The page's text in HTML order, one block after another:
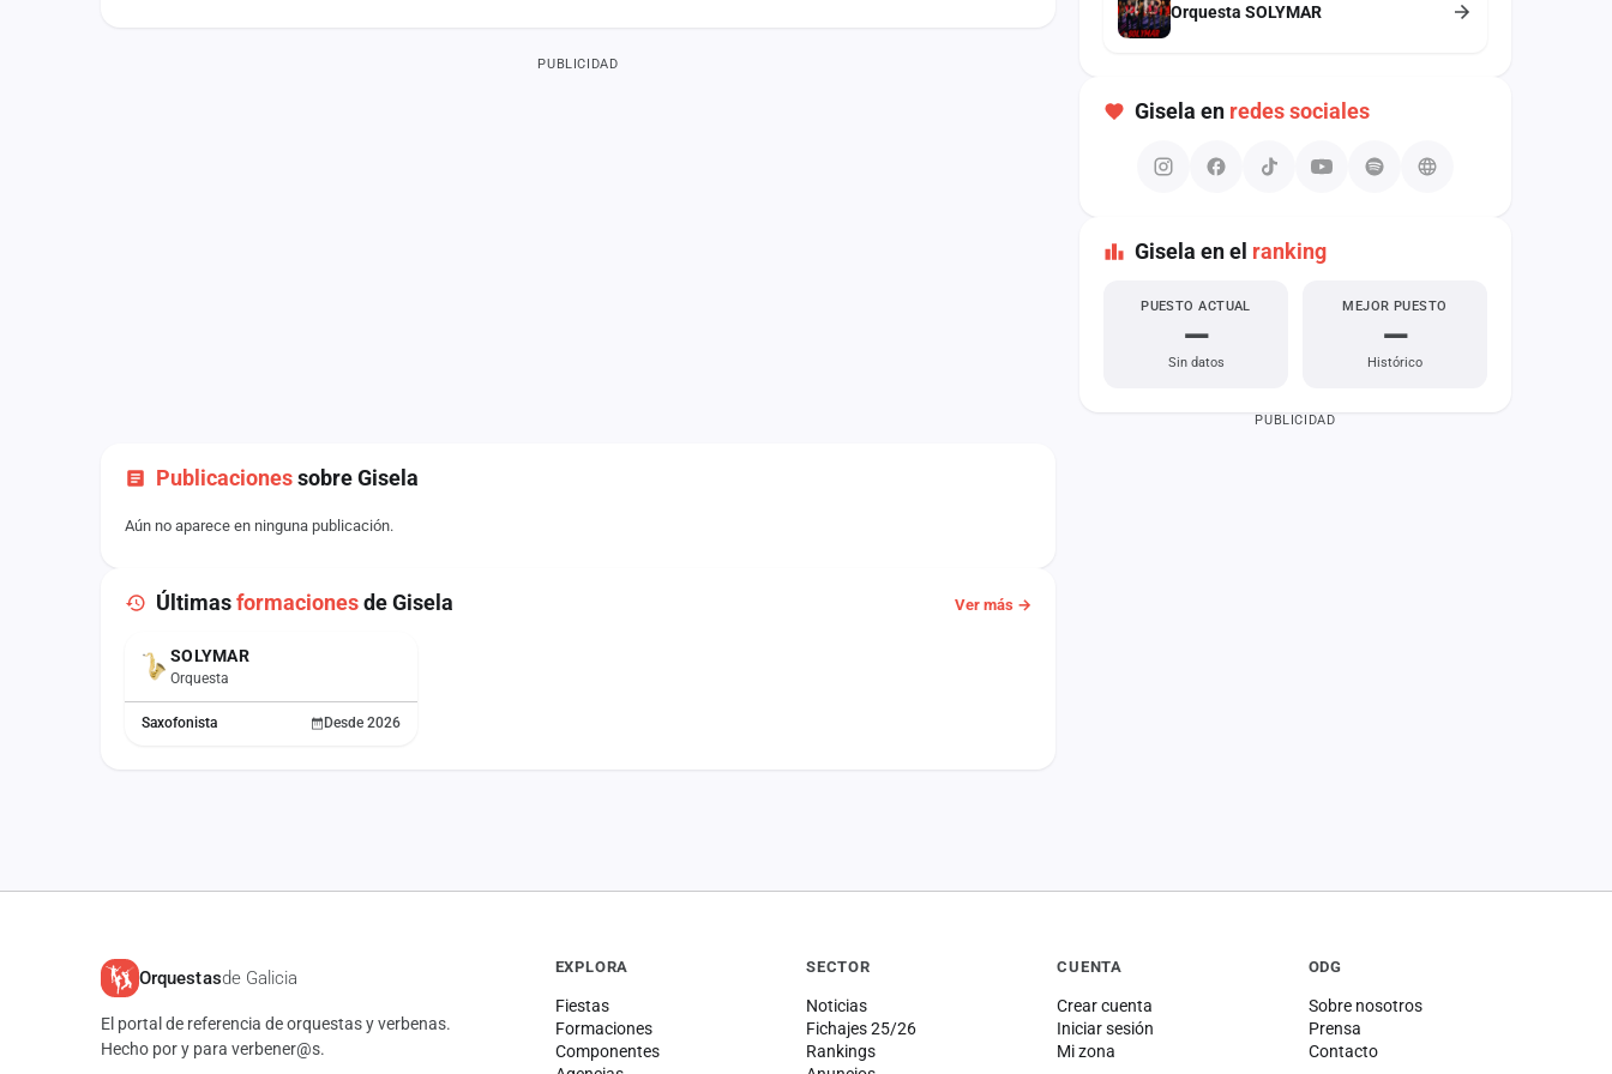
PUBLICIDAD
Publicacionessobre Gisela
Aún no aparece en ninguna publicación.
Últimasformacionesde Gisela Ver más →
ACTUALSOLYMAR
Orquesta
Saxofonista Desde 2026
Orquesta SOLYMAR
Gisela en redes sociales
Gisela en el ranking
PUESTO ACTUAL
—
Sin datos
MEJOR PUESTO
—
Histórico
PUBLICIDAD
Orquestasde Galicia
El portal de referencia de orquestas y verbenas.
Hecho por y para verbener@s.
EXPLORA
Fiestas
Formaciones
Componentes
SECTOR
Noticias
Fichajes 25/26
Rankings
CUENTA
Crear cuenta
Iniciar sesión
Mi zona
ODG
Sobre nosotros
Prensa
Contacto